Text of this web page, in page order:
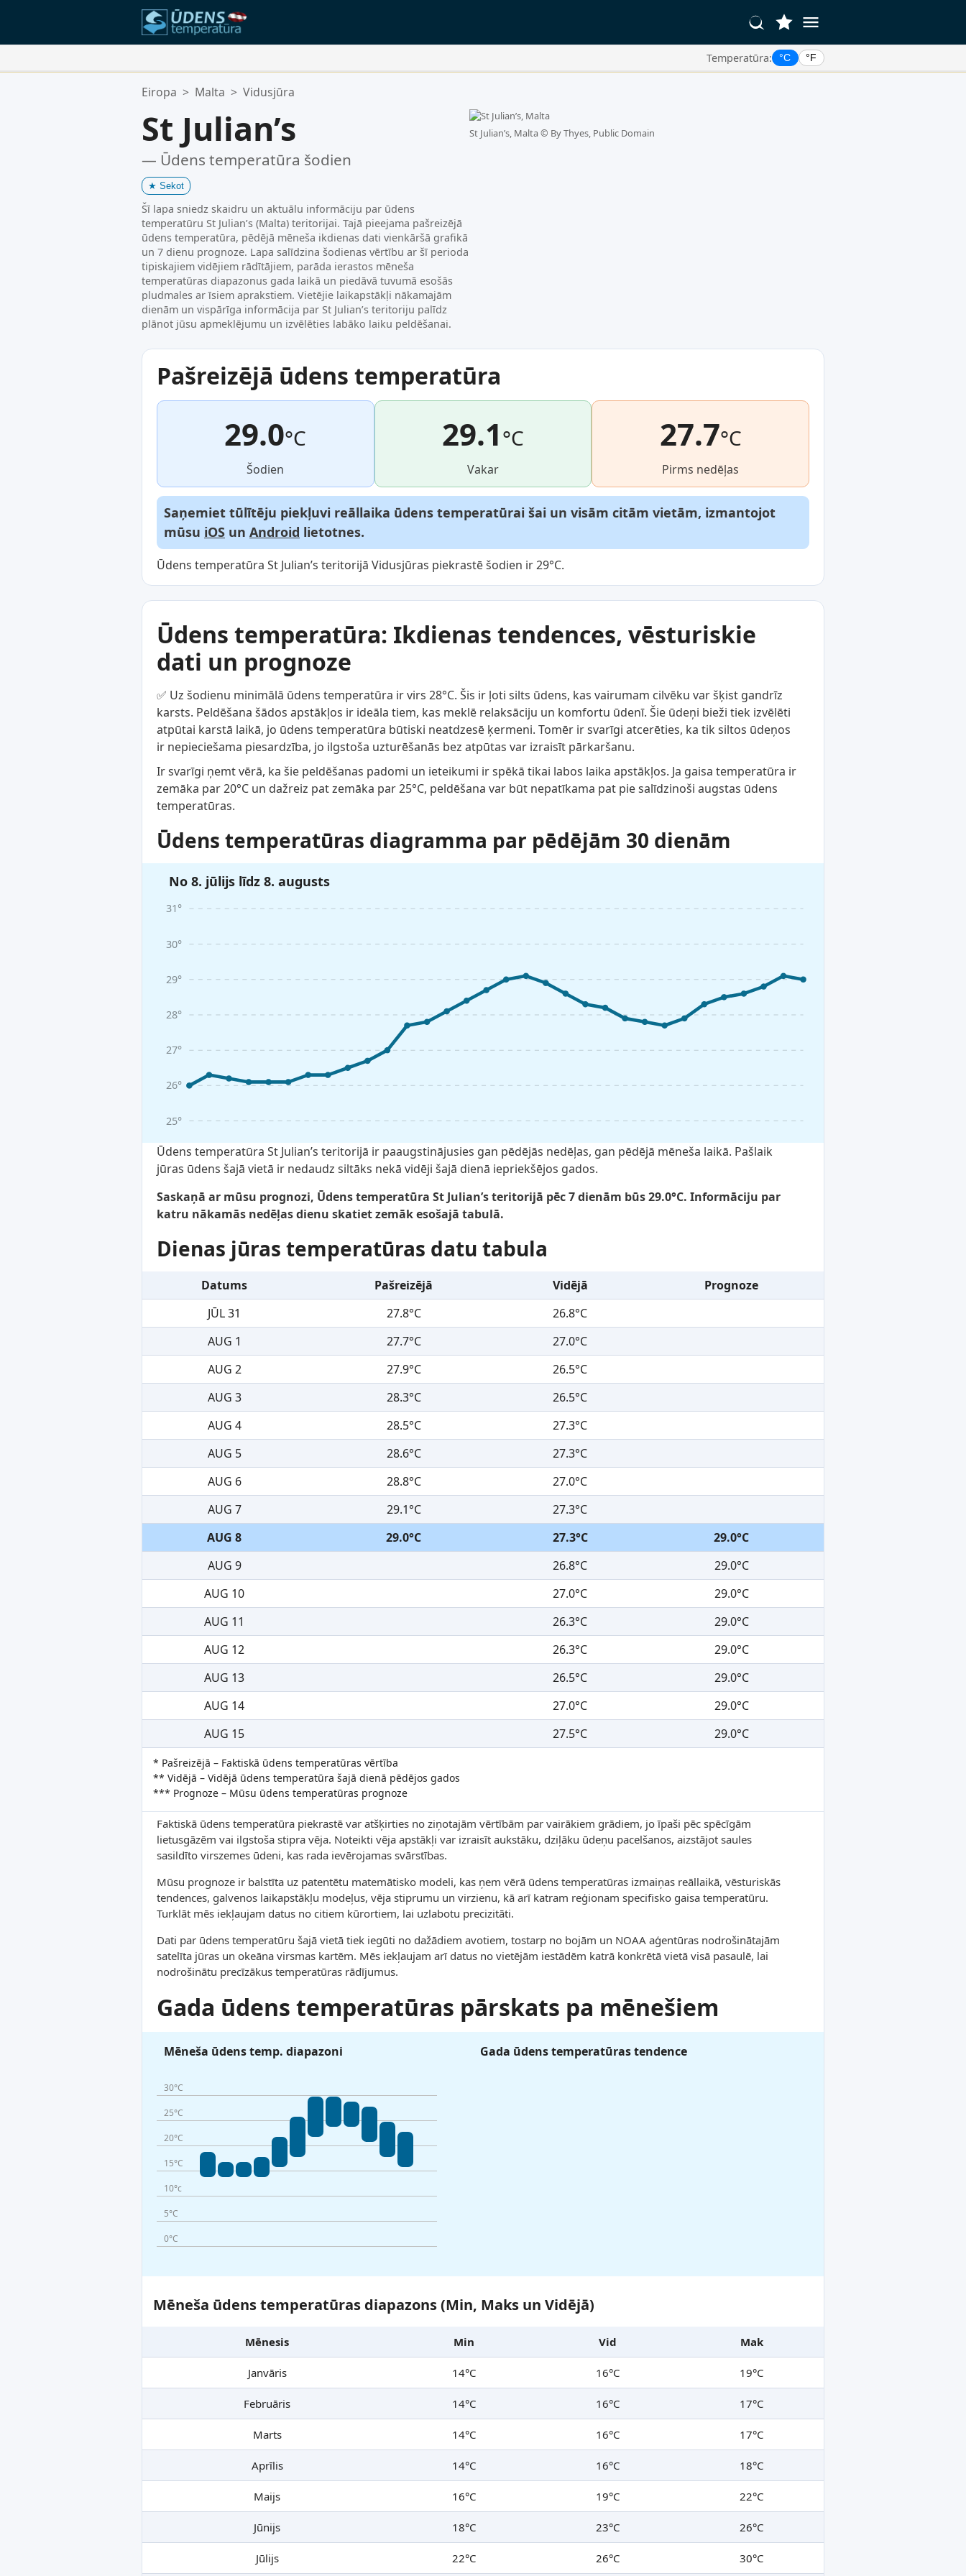
Temperatūra: °C °F
Jūsu Iecienītākās Vietas:
Eiropa > Malta > Vidusjūra
St Julian’s
— Ūdens temperatūra šodien
★ Sekot
Šī lapa sniedz skaidru un aktuālu informāciju par ūdens
temperatūru St Julian’s (Malta) teritorijai. Tajā pieejama pašreizējā
ūdens temperatūra, pēdējā mēneša ikdienas dati vienkāršā grafikā
un 7 dienu prognoze. Lapa salīdzina šodienas vērtību ar šī perioda
tipiskajiem vidējiem rādītājiem, parāda ierastos mēneša
temperatūras diapazonus gada laikā un piedāvā tuvumā esošās
pludmales ar īsiem aprakstiem. Vietējie laikapstākļi nākamajām
dienām un vispārīga informācija par St Julian’s teritoriju palīdz
plānot jūsu apmeklējumu un izvēlēties labāko laiku peldēšanai.
St Julian’s, Malta © By Thyes, Public Domain
Pašreizējā ūdens temperatūra
29.0°C
Šodien
29.1°C
Vakar
27.7°C
Pirms nedēļas
Saņemiet tūlītēju piekļuvi reāllaika ūdens temperatūrai šai un visām citām vietām, izmantojot
mūsu iOS un Android lietotnes.
Ūdens temperatūra St Julian’s teritorijā Vidusjūras piekrastē šodien ir 29°C.
Ūdens temperatūra: Ikdienas tendences, vēsturiskie
dati un prognoze
✅ Uz šodienu minimālā ūdens temperatūra ir virs 28°C. Šis ir ļoti silts ūdens, kas vairumam cilvēku var šķist gandrīz
karsts. Peldēšana šādos apstākļos ir ideāla tiem, kas meklē relaksāciju un komfortu ūdenī. Šie ūdeņi bieži tiek izvēlēti
atpūtai karstā laikā, jo ūdens temperatūra būtiski neatdzesē ķermeni. Tomēr ir svarīgi atcerēties, ka tik siltos ūdeņos
ir nepieciešama piesardzība, jo ilgstoša uzturēšanās bez atpūtas var izraisīt pārkaršanu.
Ir svarīgi ņemt vērā, ka šie peldēšanas padomi un ieteikumi ir spēkā tikai labos laika apstākļos. Ja gaisa temperatūra ir
zemāka par 20°C un dažreiz pat zemāka par 25°C, peldēšana var būt nepatīkama pat pie salīdzinoši augstas ūdens
temperatūras.
Ūdens temperatūras diagramma par pēdējām 30 dienām
No 8. jūlijs līdz 8. augusts
25°
26°
27°
28°
29°
30°
31°
Ūdens temperatūra St Julian’s teritorijā ir paaugstinājusies gan pēdējās nedēļas, gan pēdējā mēneša laikā. Pašlaik
jūras ūdens šajā vietā ir nedaudz siltāks nekā vidēji šajā dienā iepriekšējos gados.
Saskaņā ar mūsu prognozi, Ūdens temperatūra St Julian’s teritorijā pēc 7 dienām būs 29.0°C. Informāciju par
katru nākamās nedēļas dienu skatiet zemāk esošajā tabulā.
Dienas jūras temperatūras datu tabula
Datums Pašreizējā Vidējā
Prognoze
JŪL 31
27.8°C
26.8°C
AUG 1
27.7°C
27.0°C
AUG 2
27.9°C
26.5°C
AUG 3
28.3°C
26.5°C
AUG 4
28.5°C
27.3°C
AUG 5
28.6°C
27.3°C
AUG 6
28.8°C
27.0°C
AUG 7
29.1°C
27.3°C
AUG 8
29.0°C 27.3°C
29.0°C
AUG 9
26.8°C
29.0°C
AUG 10
27.0°C
29.0°C
AUG 11
26.3°C
29.0°C
AUG 12
26.3°C
29.0°C
AUG 13
26.5°C
29.0°C
AUG 14
27.0°C
29.0°C
AUG 15
27.5°C 29.0°C
* Pašreizējā – Faktiskā ūdens temperatūras vērtība
** Vidējā – Vidējā ūdens temperatūra šajā dienā pēdējos gados
*** Prognoze – Mūsu ūdens temperatūras prognoze
Faktiskā ūdens temperatūra piekrastē var atšķirties no ziņotajām vērtībām par vairākiem grādiem, jo īpaši pēc spēcīgām
lietusgāzēm vai ilgstoša stipra vēja. Noteikti vēja apstākļi var izraisīt aukstāku, dziļāku ūdeņu pacelšanos, aizstājot saules
sasildīto virszemes ūdeni, kas rada ievērojamas svārstības.
Mūsu prognoze ir balstīta uz patentētu matemātisko modeli, kas ņem vērā ūdens temperatūras izmaiņas reāllaikā, vēsturiskās
tendences, galvenos laikapstākļu modeļus, vēja stiprumu un virzienu, kā arī katram reģionam specifisko gaisa temperatūru.
Turklāt mēs iekļaujam datus no citiem kūrortiem, lai uzlabotu precizitāti.
Dati par ūdens temperatūru šajā vietā tiek iegūti no dažādiem avotiem, tostarp no bojām un NOAA aģentūras nodrošinātajām
satelīta jūras un okeāna virsmas kartēm. Mēs iekļaujam arī datus no vietējām iestādēm katrā konkrētā vietā visā pasaulē, lai
nodrošinātu precīzākus temperatūras rādījumus.
Gada ūdens temperatūras pārskats pa mēnešiem
Mēneša ūdens temp. diapazoni
30°C
25°C
20°C
15°C
10°c
5°C
0°C
Gada ūdens temperatūras tendence
Mēneša ūdens temperatūras diapazons (Min, Maks un Vidējā)
Mēnesis Min Vid Mak
Janvāris 14°C 16°C 19°C
Februāris 14°C 16°C 17°C
Marts 14°C 16°C 17°C
Aprīlis 14°C 16°C 18°C
Maijs 16°C 19°C 22°C
Jūnijs 18°C 23°C 26°C
Jūlijs 22°C 26°C 30°C